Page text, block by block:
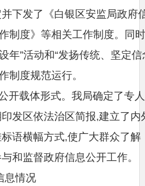
下发了《白银区安监局政府
制度》等相关工作制度。同
年”活动和“发扬传统、坚定
制度规范运行。
载体形式。我局确定了专
发区依法治区简报,建立了
语横幅方式,使广大群众了
和监督政府信息公开工作。
情况